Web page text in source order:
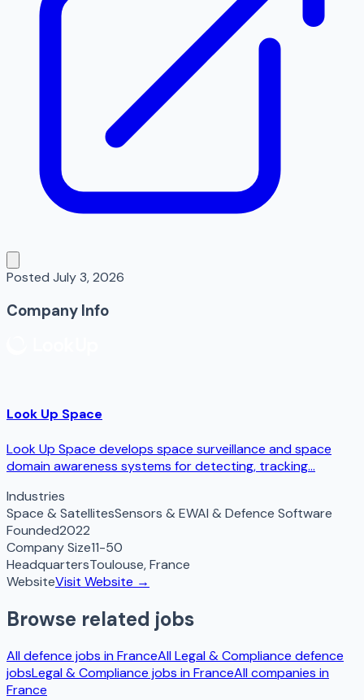
Posted July 3, 2026
Company Info
Look Up Space
Look Up Space develops space surveillance and space
domain awareness systems for detecting, tracking...
Industries
Space & SatellitesSensors & EWAI & Defence Software
Founded2022
Company Size11-50
HeadquartersToulouse,France
WebsiteVisit Website →
Browse related jobs
All defence jobs inFranceAllLegal & Compliance defence
jobsLegal & Compliance jobs inFranceAll companies in
France